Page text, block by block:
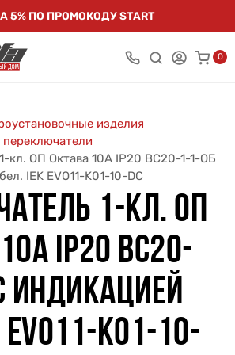
5% ПО ПРОМОКОДУ START
0
изделия
кл. ОП Октава 10А IP20 ВС20-1-1-ОБ
IEK EVO11-K01-10-DC
1-КЛ. ОП
IP20 ВС20-
ИНДИКАЦИЕЙ
K01-10-